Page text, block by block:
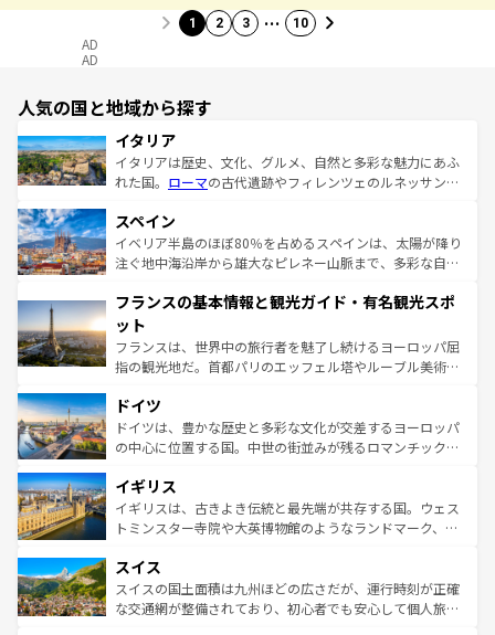
1 2 3 … 10
AD
AD
人気の国と地域から探す
イタリア
イタリアは歴史、文化、グルメ、自然と多彩な魅力にあふ
れた国。 ローマの古代遺跡やフィレンツェのルネッサンス
ろん、トスカーナの美しい田園風景やアマルフィ海岸の絶
景など、自然景観も見逃せない。観光の合間には、本場の
ピザやパスタなど、絶品のイタリア料理を堪能することも
ませてくれるイタリアで、忘れられない旅をしてみよう！
なお、新着のイタリア情報は
しい。
スペイン
イベリア半島のほぼ80％を占めるスペインは、太陽が降り
注ぐ地中海沿岸から雄大なピレネー山脈まで、多彩な自然
文化が根付くこの国では、情熱的なフラメンコ、熱気あふ
れる闘牛、そして美味しいタパスが生活の一部となってい
る。首都マドリードの洗練された雰囲気や、バルセロナの
アートに溢れた街角から、地方では古代ローマ遺跡や中世
せる。地方によって風土や気候が異なるスペインはその個
性で訪れる人を魅了する。 なお、新着のスペイン情報は コ
ンテンツ一覧を参照してほしい。
フランスの基本情報と観光ガイド・有名観光スポ
ット
フランスは、世界中の旅行者を魅了し続けるヨーロッパ屈
指の観光地だ。首都パリのエッフェル塔やルーブル美術館
で、幅広い魅力が詰まっている。華麗な宮殿、歴史的な大
聖堂、美しいビーチ、そして豊かな自然が、訪れる者を心
から魅了する。また、フランスは美食の国としても知ら
いる。シャンパンの発祥地であるランス、プロヴァンスの
香り高いラベンダー畑など、多彩な楽しみ方が可能だ。さ
らに、パリ以外の地域にも魅力が溢れており、どの街角に
れる地方に足を運ぶとそれぞれで全く異なる文化を体験で
きるだろう。 なお、新着のフランス情報はコンテンツ一覧
を参照してほしい。
ドイツ
ドイツは、豊かな歴史と多彩な文化が交差するヨーロッパ
の中心に位置する国。中世の街並みが残るロマンチック街
顔を持つこの国は、どこを歩いても飽きることがない。ベ
ルリンの文化的活気、バイエルン州のアルプスの絶景、そ
してライン川沿いのワイン畑といった風景は必見。ビール
は、お酒好きな人にはぜひ体験してほしい。 なお、新着の
ドイツ情報はコンテンツ一覧を参照してほしい。
イギリス
イギリスは、古きよき伝統と最先端が共存する国。ウェス
トミンスター寺院や大英博物館のようなランドマーク、歴
リアごとに異なる魅力がある。また、優雅なアフタヌーン
ティー、ビール好きにはたまらない英国パブ、サッカー観
戦など、本場だからこそできる体験も豊富。イギリスを旅
スイス
スイスの国土面積は九州ほどの広さだが、運行時刻が正確
な交通網が整備されており、初心者でも安心して個人旅行